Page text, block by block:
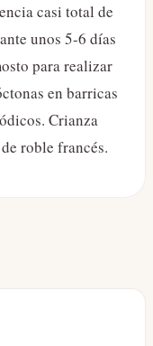
casi total de
unos 5-6 días
para realizar
en barricas
Crianza
roble francés.